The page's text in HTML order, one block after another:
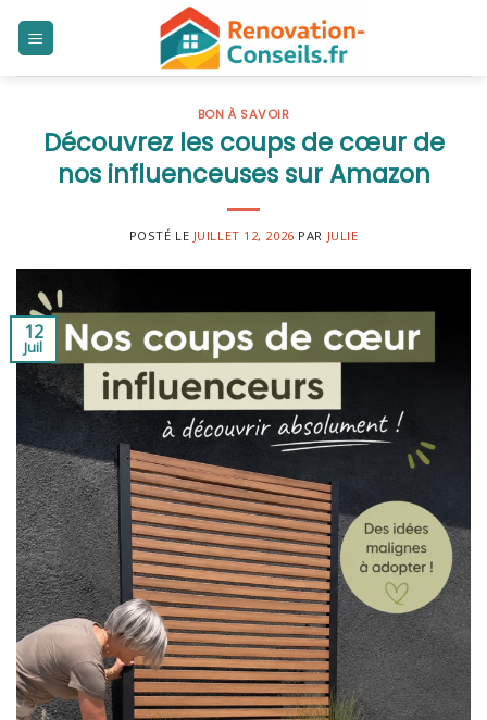
BON À SAVOIR
Découvrez les coups de cœur de
nos influenceuses sur Amazon
POSTÉ LE JUILLET 12, 2026 PAR JULIE
12
Juil